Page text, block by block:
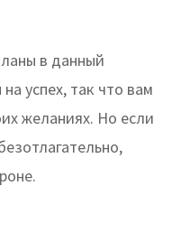
в данный
успех, так что вам
желаниях. Но если